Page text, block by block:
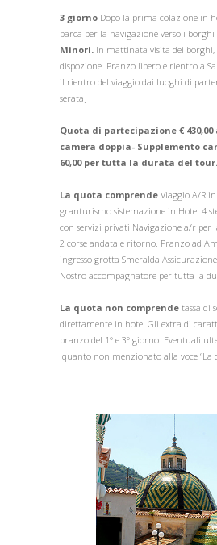
3 giorno Dopo la prima colazione in
barca per la navigazione verso i borghi
Minori. In mattinata visita dei borghi,
dispozione. Pranzo libero e rientro a
il rientro del viaggio dai luoghi di
serata.
Quota di partecipazione €
camera doppia- Supplemento
60,00 per tutta la durata del tour.
La quota comprende Viaggio A/R
granturismo sistemazione in Hotel 4
con servizi privati Navigazione a/r per
2 corse andata e ritorno. Pranzo ad
ingresso grotta Smeralda
Nostro accompagnatore per tutta la
La quota non comprende tassa di
direttamente in hotel.Gli extra di
pranzo del 1° e 3° giorno. Eventuali
quanto non menzionato alla voce “La